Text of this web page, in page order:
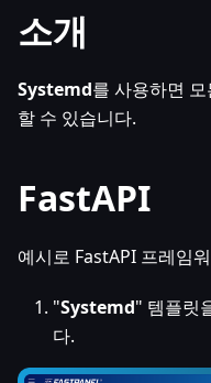
소개
Systemd를 사용하면
할 수 있습니다.
FastAPI
예시로 FastAPI 프레임
"Systemd" 템플릿
다.